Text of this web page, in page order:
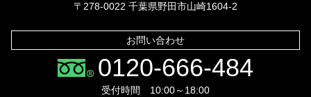
〒278-0022 千葉県野田市山崎1604-2
お問い合わせ
0120-666-484
受付時間 10:00～18:00